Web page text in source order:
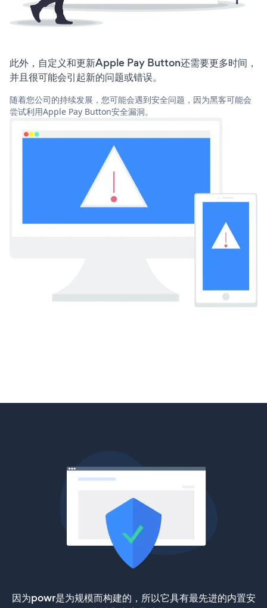
此外，自定义和更新Apple Pay Button还需要更多时间，
并且很可能会引起新的问题或错误。
随着您公司的持续发展，您可能会遇到安全问题，因为黑客可能会
尝试利用Apple Pay Button安全漏洞。
因为powr是为规模而构建的，所以它具有最先进的内置安